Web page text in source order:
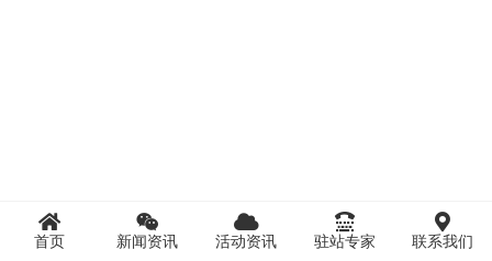
首页 新闻资讯 活动资讯 驻站专家 联系我们